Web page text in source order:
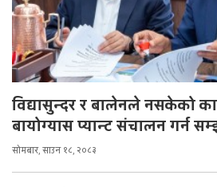
विद्यासुन्दर र बालेनले नसकेको
बायोग्यास प्यान्ट संचालन गर्न
सोमबार, साउन १८, २०८३